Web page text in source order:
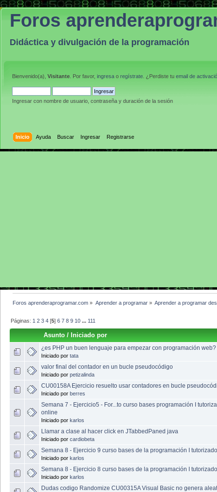
Foros
Didáctica y divulgación de la programación
Bienvenido(a), Visitante . Por favor, ingresa o regístrate . ¿Perdiste tu email de
Ingresar con nombre de usuario, contraseña y duración de la sesión
Inicio Ayuda Buscar Ingresar Registrarse
Foros aprenderaprogramar.com » Aprender a programar» Aprender a programar
Páginas: 1 2 3 4 [5]6 7 8 9 10 ... 111
Asunto /Iniciado por
¿es PHP un buen lenguaje para empezar con programación web?
Iniciado por tata
valor final del contador en un bucle pseudocódigo
Iniciado por petizalinda
CU00158A Ejercicio resuelto usar contadores en bucle
Iniciado por berres
Semana 7 - Ejercicio5 - For...to curso bases programación I
online
Iniciado por karlos
Llamar a clase al hacer click en JTabbedPaned java
Iniciado por cardiobeta
Semana 8 - Ejercicio 9 curso bases de la programación I
Iniciado por karlos
Semana 8 - Ejercicio 8 curso bases de la programación I
Iniciado por karlos
Dudas codigo Randomize CU00315A Visual Basic no genera